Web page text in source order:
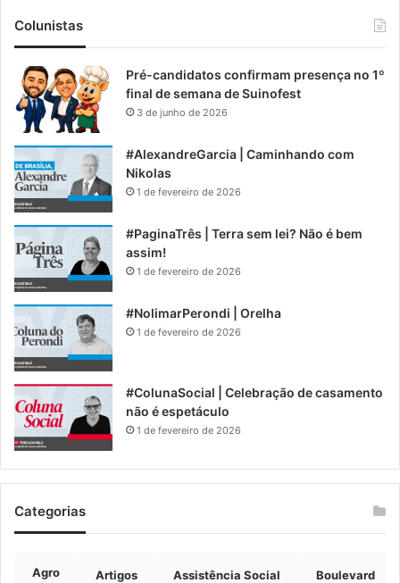
Colunistas
Pré-candidatos confirmam presença no 1º
final de semana de Suinofest
3 de junho de 2026
#AlexandreGarcia | Caminhando com
Nikolas
1 de fevereiro de 2026
#PaginaTrês | Terra sem lei? Não é bem
assim!
1 de fevereiro de 2026
#NolimarPerondi | Orelha
1 de fevereiro de 2026
#ColunaSocial | Celebração de casamento
não é espetáculo
1 de fevereiro de 2026
Categorias
Agro Artigos Assistência Social Boulevard